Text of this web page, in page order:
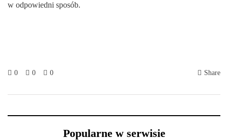
w odpowiedni sposób.
0 0 0 Share
Popularne w serwisie